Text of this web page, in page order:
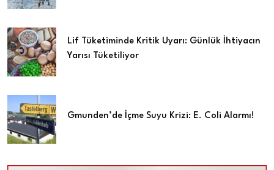
Lif Tüketiminde Kritik Uyarı: Günlük İhtiyacın
Yarısı Tüketiliyor
Gmunden’de İçme Suyu Krizi: E. Coli Alarmı!